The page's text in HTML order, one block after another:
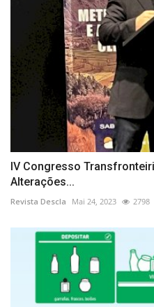
IV Congresso
Alterações...
Revista Descla Mai 24, 2023 2798